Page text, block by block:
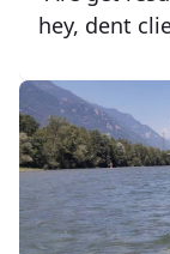
hey, dent